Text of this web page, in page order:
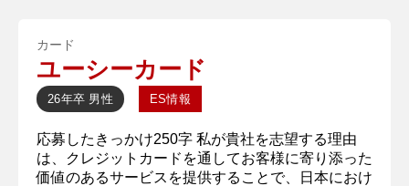
カード
ユーシーカード
26年卒 男性 ES情報
応募したきっかけ250字 私が貴社を志望する理由
は、クレジットカードを通してお客様に寄り添った
価値のあるサービスを提供することで、日本におけ